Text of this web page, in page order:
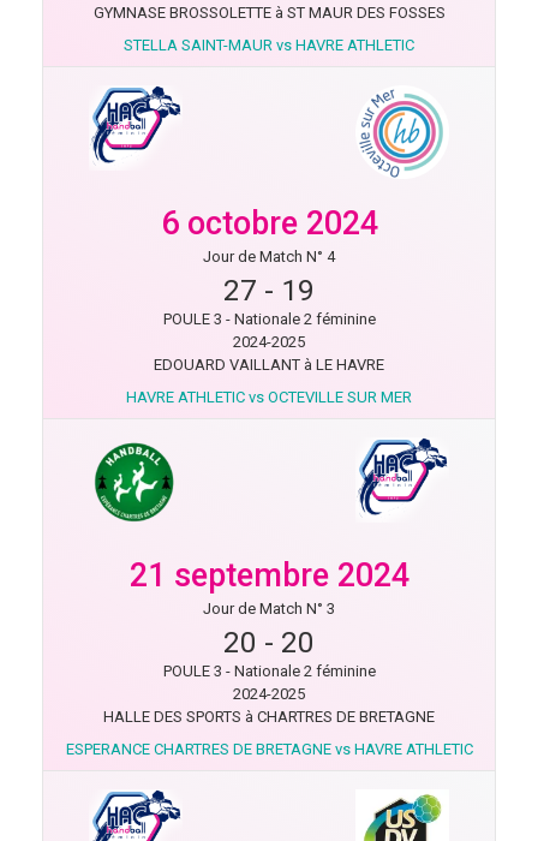
GYMNASE BROSSOLETTE à ST MAUR DES FOSSES
STELLA SAINT-MAUR vs HAVRE ATHLETIC
6 octobre 2024
Jour de Match N° 4
27 - 19
POULE 3 - Nationale 2 féminine
2024-2025
EDOUARD VAILLANT à LE HAVRE
HAVRE ATHLETIC vs OCTEVILLE SUR MER
21 septembre 2024
Jour de Match N° 3
20 - 20
POULE 3 - Nationale 2 féminine
2024-2025
HALLE DES SPORTS à CHARTRES DE BRETAGNE
ESPERANCE CHARTRES DE BRETAGNE vs HAVRE ATHLETIC